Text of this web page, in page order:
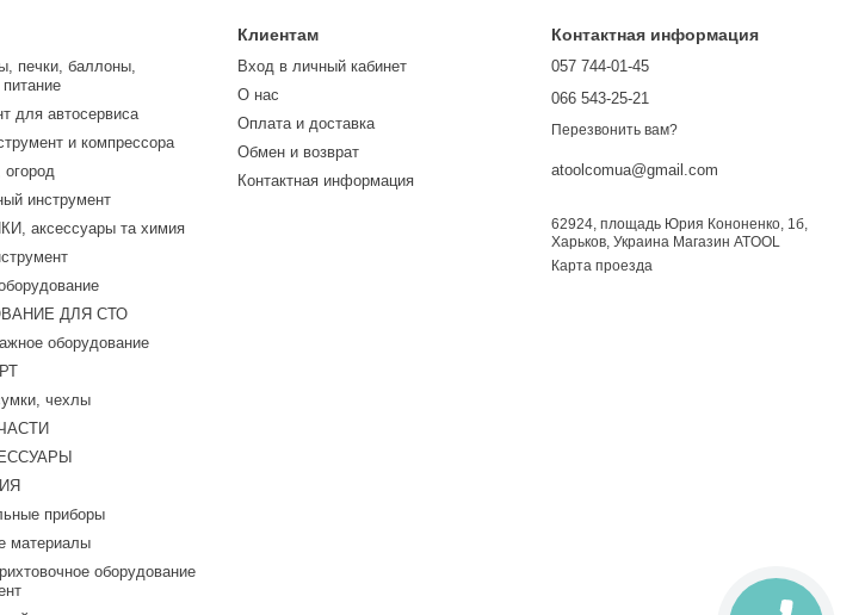
печки, баллоны,
для автосервиса
и компрессора
инструмент
аксессуары та химия
ДЛЯ СТО
оборудование
чехлы
приборы
материалы
оборудование
Клиентам
Вход в личный кабинет
О нас
Оплата и доставка
Обмен и возврат
Контактная информация
Контактная информация
057 744-01-45
066 543-25-21
Перезвонить вам?
atoolcomua@gmail.com
62924, площадь Юрия Кононенко, 1б,
Харьков, Украина Магазин ATOOL
Карта проезда